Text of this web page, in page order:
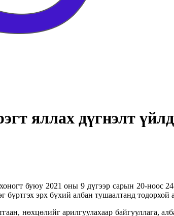
яллах дүгнэлт
буюу 2021 оны 9 дүгээр сарын 20-ноос
эрх бүхий албан тушаалтанд тодорхой
нөхцөлийг арилгуулахаар байгууллага,